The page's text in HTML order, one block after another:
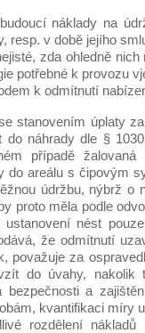
náklady na
resp. v době jejího
zda ohledně
potřebné k provozu
k odmítnutí
stanovením úplaty
do náhrady dle §
případě
do areálu s čipovým
údržbu, nýbrž o
proto měla podle
nést
že odmítnutí
považuje za
do úvahy, nakolik
bezpečnosti a
kvantifikaci míry
rozdělení